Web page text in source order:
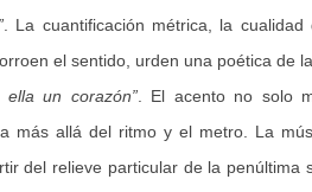
. La cuantificación métrica, la
el sentido, urden una poética de
un corazón”. El acento no solo
más allá del ritmo y el metro. La
del relieve particular de la